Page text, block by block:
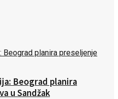
Beograd planira
u Sandžak